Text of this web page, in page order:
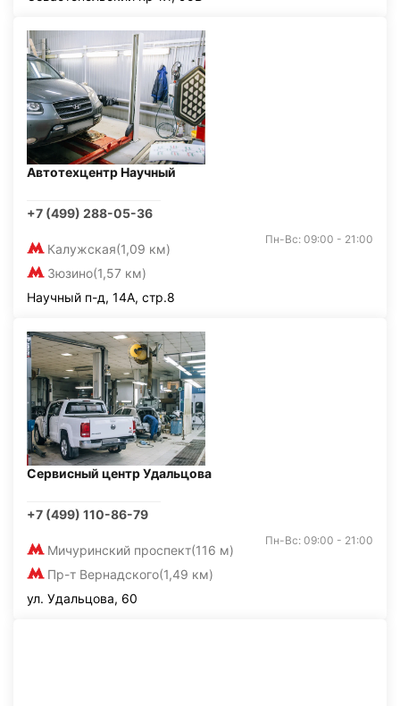
Автотехцентр Научный
+7 (499) 288-05-36
Калужская(1,09 км)
Зюзино(1,57 км)
Пн-Вс: 09:00 - 21:00
Научный п-д, 14А, стр.8
Сервисный центр Удальцова
+7 (499) 110-86-79
Мичуринский проспект(116 м)
Пр-т Вернадского(1,49 км)
Пн-Вс: 09:00 - 21:00
ул. Удальцова, 60